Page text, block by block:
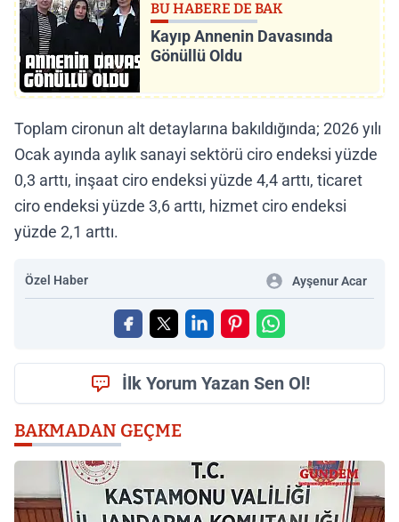
BU HABERE DE BAK
Kayıp Annenin Davasında
Gönüllü Oldu
Toplam cironun alt detaylarına bakıldığında; 2026 yılı
Ocak ayında aylık sanayi sektörü ciro endeksi yüzde
0,3 arttı, inşaat ciro endeksi yüzde 4,4 arttı, ticaret
ciro endeksi yüzde 3,6 arttı, hizmet ciro endeksi
yüzde 2,1 arttı.
Özel Haber Ayşenur Acar
İlk Yorum Yazan Sen Ol!
BAKMADAN GEÇME